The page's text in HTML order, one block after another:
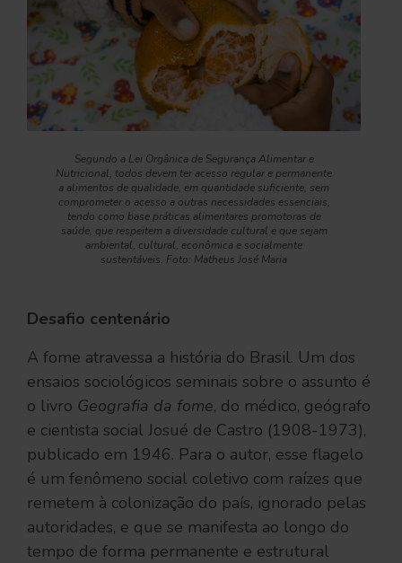
Segundo a Lei Orgânica de Segurança Alimentar e
Nutricional, todos devem ter acesso regular e permanente
a alimentos de qualidade, em quantidade suficiente, sem
comprometer o acesso a outras necessidades essenciais,
tendo como base práticas alimentares promotoras de
saúde, que respeitem a diversidade cultural e que sejam
ambiental, cultural, econômica e socialmente
sustentáveis. Foto: Matheus José Maria
Desafio centenário
A fome atravessa a história do Brasil. Um dos
ensaios sociológicos seminais sobre o assunto é
o livro Geografia da fome, do médico, geógrafo
e cientista social Josué de Castro (1908-1973),
publicado em 1946. Para o autor, esse flagelo
é um fenômeno social coletivo com raízes que
remetem à colonização do país, ignorado pelas
autoridades, e que se manifesta ao longo do
tempo de forma permanente e estrutural